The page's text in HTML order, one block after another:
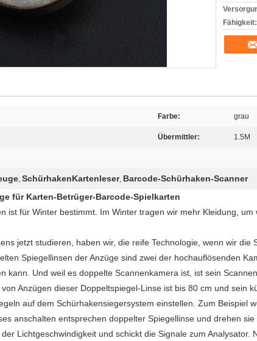
Fähigkeit:
Farbe: grau
Übermittler: 1.5M
, SchürhakenKartenleser, Barcode-Schürhaken-Scanner
für Karten-Betrüger-Barcode-Spielkarten
ist für Winter bestimmt. Im Winter tragen wir mehr Kleidung,
jetzt studieren, haben wir, die reife Technologie, wenn wir die
Spiegellinsen der Anzüge sind zwei der hochauflösenden
kann. Und weil es doppelte Scannenkamera ist, ist sein
Anzügen dieser Doppeltspiegel-Linse ist bis 80 cm und sein
auf dem Schürhakensiegersystem einstellen. Zum Beispiel
anschalten entsprechen doppelter Spiegellinse und drehen
Lichtgeschwindigkeit und schickt die Signale zum Analysator.